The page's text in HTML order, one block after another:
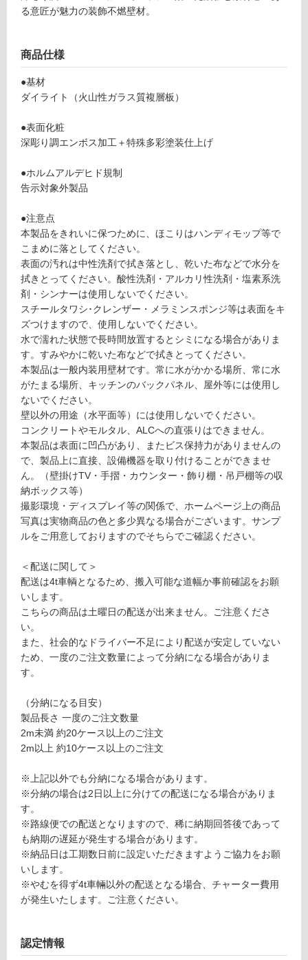
運賃表
可
ロ
ー
リ
グ
土足・遮
音・床暖
対
応
し
て
い
る
対
応
し
て
い
る
が
制
限
り
の
注
が
必
商
品
仕
様
を
ご
認
く
だ
い
て
る意匠が魅力の装飾不燃壁材。
商品仕様
●基材
ダイライト（火山性ガラス質複層板）
●表面化粧
深彫り調エンボス加工＋特殊多彩塗装仕上げ
●ホルムアルデヒド規制
告示対象外製品
●注意点
本製品をきれいに保つために、ほこりはハンディモップ等で
こまめに落としてください。
表面の汚れは中性洗剤で拭き落とし、乾いた布などで水分を
拭きとってください。酸性洗剤・アルカリ性洗剤・塩素系洗
剤・シンナーは使用しないでください。
スチールタワシ･クレンザー・メラミンスポンジ等は表面をキ
ズつけますので、使用しないでください。
水で濡れた状態で長時間放置するとシミになる場合がありま
す。すみやかに乾いた布などで拭きとってください。
本製品は一般内装用壁材です。常に水がかかる場所、常に水
がたまる場所、キッチンのバックパネル、屋外等には使用し
ないでください。
壁以外の用途（水平面等）には使用しないでください。
コンクリートやモルタル、ALCへの直張りはできません。
本製品は表面に凹凸があり、またビス保持力がありませんの
で、製品上に直接、設備機器を取り付けることができませ
ん。（壁掛けTV・手摺・カウンター・飾り棚・吊戸棚等の収
納ボックス等）
撮影環境・ディスプレイ等の関係で、ホームページ上の商品
写真は実物商品の色と多少異なる場合がございます。サンプ
ルをご用意しておりますのでそちらでご確認ください。
＜配送に関して＞
配送は4t車輌となるため、搬入可能な道幅か事前確認をお願
いします。
こちらの商品は土曜日の配送が出来ません。ご注意くださ
い。
また、社会的なドライバー不足により配送が安定していない
ため、一度のご注文数量によって分納になる場合がありま
す。
（分納になる目安）
製品長さ 一度のご注文数量
2m未満 約20ケース以上のご注文
2m以上 約10ケース以上のご注文
※上記以外でも分納になる場合があります。
※分納の場合は2日以上に分けての配送になる場合がありま
す。
※路線便での配送となりますので、稀に納期回答後であって
も納期の遅延が発生する場合があります。
※納品日は工期数日前に設定いただきますようご協力をお願
いします。
※やむを得ず4t車輛以外の配送となる場合、チャーター費用
が発生いたします。ご注意ください。
認定情報